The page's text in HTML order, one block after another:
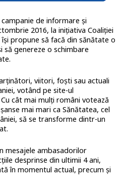
de informare și
2016, la iniţiativa Coaliţiei
propune să facă din sănătate o
genereze o schimbare
viitori, foști sau actuali
votând pe site-ul
Cu cât mai mulți români votează
mai mari ca Sănătatea, cel
să se transforme dintr-un
mesajele ambasadorilor
desprinse din ultimii 4 ani,
în momentul actual, precum și